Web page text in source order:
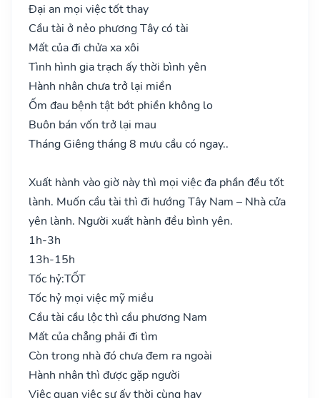
Đại an mọi việc tốt thay
Cầu tài ở nẻo phương Tây có tài
Mất của đi chửa xa xôi
Tình hình gia trạch ấy thời bình yên
Hành nhân chưa trở lại miền
Ốm đau bệnh tật bớt phiền không lo
Buôn bán vốn trở lại mau
Tháng Giêng tháng 8 mưu cầu có ngay..
Xuất hành vào giờ này thì mọi việc đa phần đều tốt
lành. Muốn cầu tài thì đi hướng Tây Nam – Nhà cửa
yên lành. Người xuất hành đều bình yên.
1h-3h
13h-15h
Tốc hỷ:TỐT
Tốc hỷ mọi việc mỹ miều
Cầu tài cầu lộc thì cầu phương Nam
Mất của chẳng phải đi tìm
Còn trong nhà đó chưa đem ra ngoài
Hành nhân thì được gặp người
Việc quan việc sự ấy thời cùng hay